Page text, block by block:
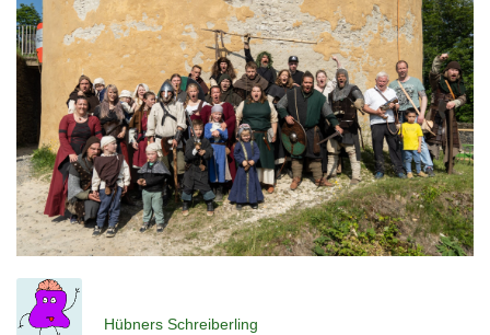
Hübners Schreiberling